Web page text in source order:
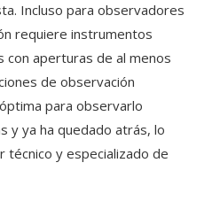
Incluso para observadores
requiere instrumentos
con aperturas de al menos
de observación
para observarlo
y ya ha quedado atrás, lo
técnico y especializado de